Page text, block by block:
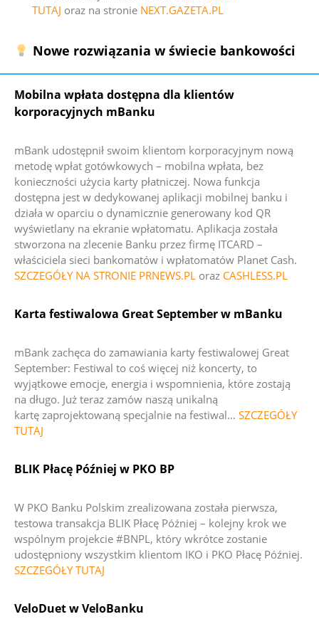
TUTAJ oraz na stronie NEXT.GAZETA.PL
Nowe rozwiązania w świecie bankowości
Mobilna wpłata dostępna dla klientów
korporacyjnych mBanku
mBank udostępnił swoim klientom korporacyjnym nową
metodę wpłat gotówkowych – mobilna wpłata, bez
konieczności użycia karty płatniczej. Nowa funkcja
dostępna jest w dedykowanej aplikacji mobilnej banku i
działa w oparciu o dynamicznie generowany kod QR
wyświetlany na ekranie wpłatomatu. Aplikacja została
stworzona na zlecenie Banku przez firmę ITCARD –
właściciela sieci bankomatów i wpłatomatów Planet Cash.
SZCZEGÓŁY NA STRONIE PRNEWS.PL oraz CASHLESS.PL
Karta festiwalowa Great September w mBanku
mBank zachęca do zamawiania karty festiwalowej Great
September: Festiwal to coś więcej niż koncerty, to
wyjątkowe emocje, energia i wspomnienia, które zostają
na długo. Już teraz zamów naszą unikalną
kartę zaprojektowaną specjalnie na festiwal… SZCZEGÓŁY
TUTAJ
BLIK Płacę Później w PKO BP
W PKO Banku Polskim zrealizowana została pierwsza,
testowa transakcja BLIK Płacę Później – kolejny krok we
wspólnym projekcie #BNPL, który wkrótce zostanie
udostępniony wszystkim klientom IKO i PKO Płacę Później.
SZCZEGÓŁY TUTAJ
VeloDuet w VeloBanku